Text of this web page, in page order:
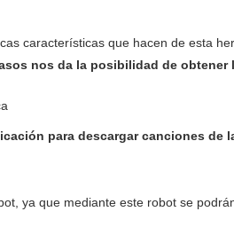
características que hacen de esta
nos da la posibilidad de
para descargar canciones de
ya que mediante este robot se